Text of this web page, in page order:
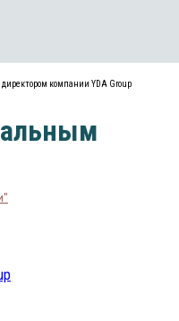
компании YDA Group